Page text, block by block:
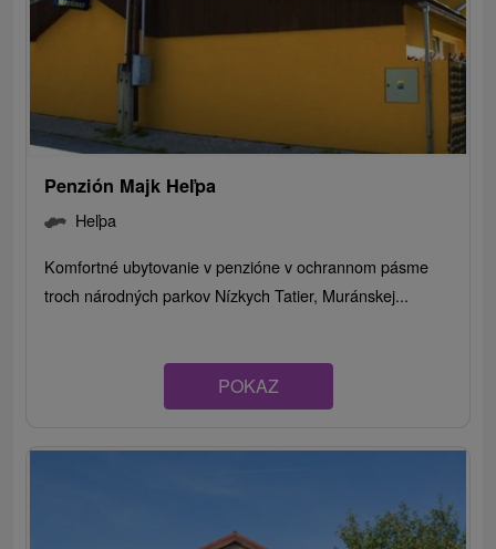
Penzión Majk Heľpa
Heľpa
Komfortné ubytovanie v penzióne v ochrannom pásme
troch národných parkov Nízkych Tatier, Muránskej...
POKAZ